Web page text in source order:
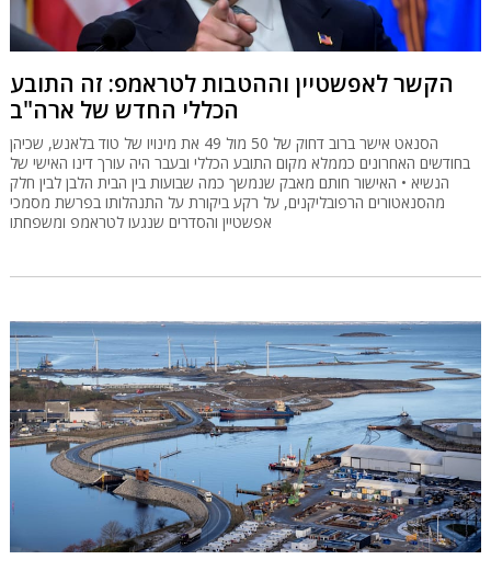
הקשר לאפשטיין וההטבות לטראמפ: זה התובע
הכללי החדש של ארה"ב
הסנאט אישר ברוב דחוק של 50 מול 49 את מינויו של טוד בלאנש, שכיהן
בחודשים האחרונים כממלא מקום התובע הכללי ובעבר היה עורך דינו האישי של
הנשיא • האישור חותם מאבק שנמשך כמה שבועות בין הבית הלבן לבין חלק
מהסנאטורים הרפובליקנים, על רקע ביקורת על התנהלותו בפרשת מסמכי
אפשטיין והסדרים שנגעו לטראמפ ומשפחתו